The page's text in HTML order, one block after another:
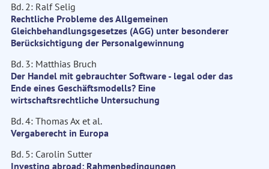
Bd. 2: Ralf Selig
Rechtliche Probleme des Allgemeinen
Gleichbehandlungsgesetzes (AGG) unter besonderer
Berücksichtigung der Personalgewinnung
Bd. 3: Matthias Bruch
Der Handel mit gebrauchter Software - legal oder das
Ende eines Geschäftsmodells? Eine
wirtschaftsrechtliche Untersuchung
Bd. 4: Thomas Ax et al.
Vergaberecht in Europa
Bd. 5: Carolin Sutter
Investing abroad: Rahmenbedingungen